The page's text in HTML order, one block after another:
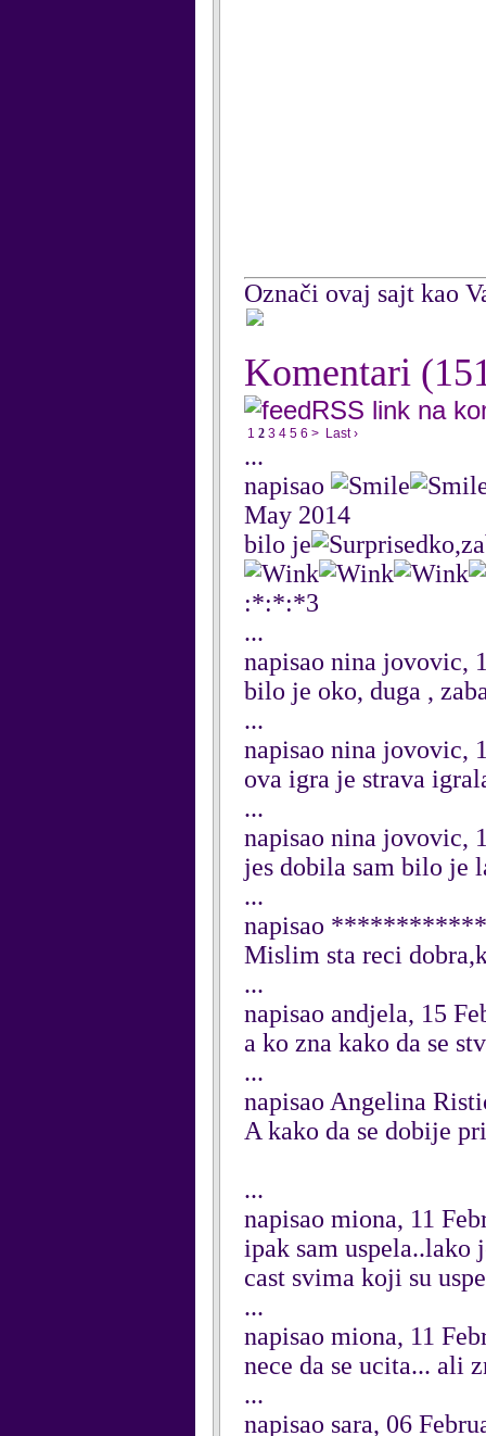
Označi ovaj sajt kao
Komentari
RSS link na
1 2 3 4 5 6 > Last ›
...
napisao
May 2014
bilo je
:*:*:*3
...
napisao nina jovovic,
bilo je oko, duga ,
...
napisao nina jovovic,
ova igra je strava
...
napisao nina jovovic,
jes dobila sam bilo je
...
napisao
Mislim sta reci
...
napisao andjela, 15
a ko zna kako da se
...
napisao Angelina
A kako da se dobije
...
napisao miona, 11
ipak sam uspela..lako
cast svima koji su
...
napisao miona, 11
nece da se ucita... ali
...
napisao sara, 06